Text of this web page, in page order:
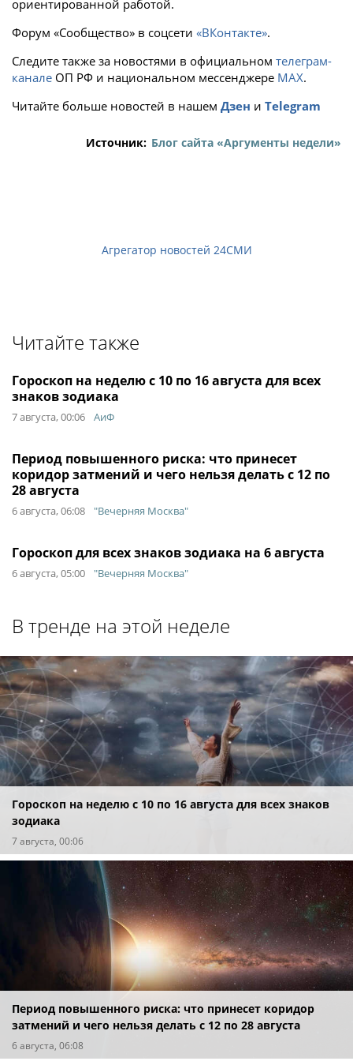
ориентированной работой.
Форум «Сообщество» в соцсети «ВКонтакте».
Следите также за новостями в официальном телеграм-
канале ОП РФ и национальном мессенджере MAХ.
Читайте больше новостей в нашем Дзен и Telegram
Источник: Блог сайта «Аргументы недели»
Агрегатор новостей 24СМИ
Читайте также
Гороскоп на неделю с 10 по 16 августа для всех
знаков зодиака
7 августа, 00:06 АиФ
Период повышенного риска: что принесет
коридор затмений и чего нельзя делать с 12 по
28 августа
6 августа, 06:08 "Вечерняя Москва"
Гороскоп для всех знаков зодиака на 6 августа
6 августа, 05:00 "Вечерняя Москва"
В тренде на этой неделе
Гороскоп на неделю с 10 по 16 августа для всех знаков
зодиака
7 августа, 00:06
Период повышенного риска: что принесет коридор
затмений и чего нельзя делать с 12 по 28 августа
6 августа, 06:08